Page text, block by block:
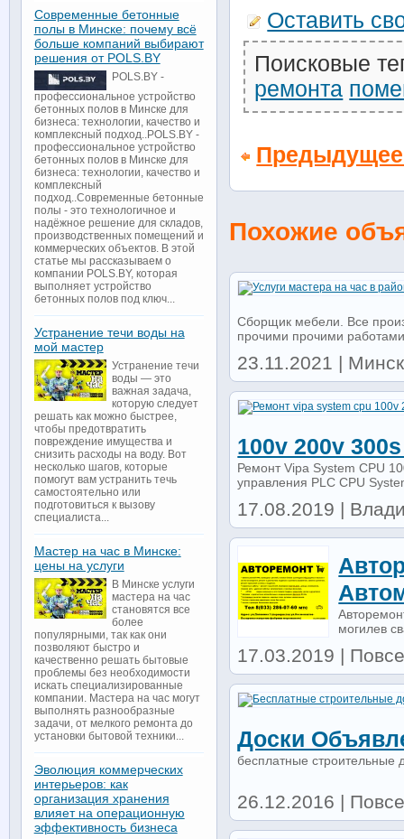
Оставить
Поисковые
ремонта
Похожие
Сборщик мебели. Все
прочими прочими
23.11.2021 | Минск
100v 200v
Ремонт Vipa System CPU
управления PLC CPU
17.08.2019 |
могилев
17.03.2019 |
Доски
бесплатные строительные
26.12.2016 |
Современные бетонные
полы в Минске: почему всё
больше компаний выбирают
решения от POLS.BY
POLS.BY -
профессиональное устройство
бетонных полов в Минске для
бизнеса: технологии, качество и
комплексный подход..POLS.BY -
профессиональное устройство
бетонных полов в Минске для
бизнеса: технологии, качество и
комплексный
подход..Современные бетонные
полы - это технологичное и
надёжное решение для складов,
производственных помещений и
коммерческих объектов. В этой
статье мы рассказываем о
компании POLS.BY, которая
выполняет устройство
бетонных полов под ключ...
Устранение течи воды на
мой мастер
Устранение течи
воды — это
важная задача,
которую следует
решать как можно быстрее,
чтобы предотвратить
повреждение имущества и
снизить расходы на воду. Вот
несколько шагов, которые
помогут вам устранить течь
самостоятельно или
подготовиться к вызову
специалиста...
Мастер на час в Минске:
цены на услуги
В Минске услуги
мастера на час
становятся все
более
популярными, так как они
позволяют быстро и
качественно решать бытовые
проблемы без необходимости
искать специализированные
компании. Мастера на час могут
выполнять разнообразные
задачи, от мелкого ремонта до
установки бытовой техники...
Эволюция коммерческих
интерьеров: как
организация хранения
влияет на операционную
эффективность бизнеса